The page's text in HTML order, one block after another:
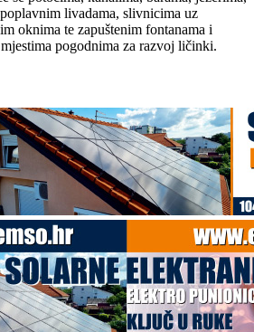
livadama, slivnicima uz
oknima te zapuštenim fontanama i
pogodnima za razvoj ličinki.